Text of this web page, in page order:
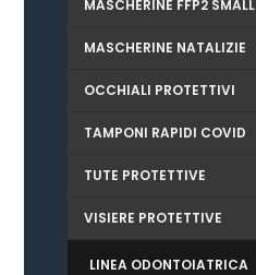
MASCHERINE FFP2 SMALL
MASCHERINE NATALIZIE
OCCHIALI PROTETTIVI
TAMPONI RAPIDI COVID
TUTE PROTETTIVE
VISIERE PROTETTIVE
LINEA ODONTOIATRICA